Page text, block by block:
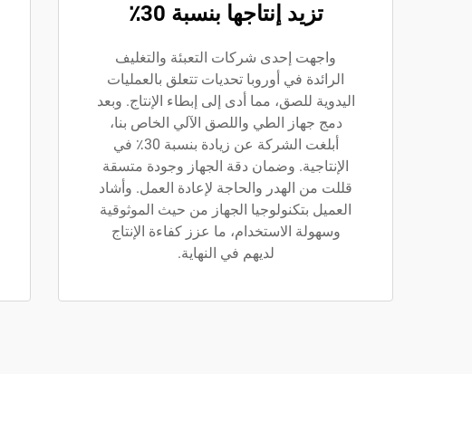
تزيد إنتاجها بنسبة 30٪
واجهت إحدى شركات التعبئة والتغليف
الرائدة في أوروبا تحديات تتعلق بالعمليات
اليدوية للصق، مما أدى إلى إبطاء الإنتاج. وبعد
دمج جهاز الطي واللصق الآلي الخاص بنا،
أبلغت الشركة عن زيادة بنسبة 30٪ في
الإنتاجية. وضمان دقة الجهاز وجودة متسقة
قللت من الهدر والحاجة لإعادة العمل. وأشاد
العميل بتكنولوجيا الجهاز من حيث الموثوقية
وسهولة الاستخدام، ما عزز كفاءة الإنتاج
لديهم في النهاية.